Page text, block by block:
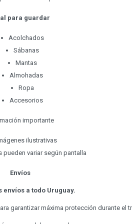
para guardar
Acolchados
Sábanas
Mantas
Almohadas
Ropa
Accesorios
importante
ilustrativas
pueden variar según pantalla
Envíos
envíos a todo Uruguay.
garantizar máxima protección durante el